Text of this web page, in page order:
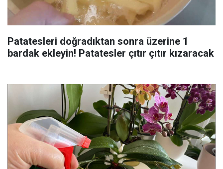
Patatesleri doğradıktan sonra üzerine 1
bardak ekleyin! Patatesler çıtır çıtır kızaracak